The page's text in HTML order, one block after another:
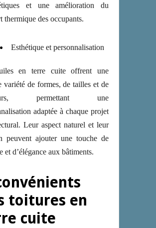
et une amélioration du
thermique des occupants.
Esthétique et personnalisation
en terre cuite offrent une
variété de formes, de tailles et de
permettant une
adaptée à chaque projet
Leur aspect naturel et leur
peuvent ajouter une touche de
et d’élégance aux bâtiments.
toitures en
cuite